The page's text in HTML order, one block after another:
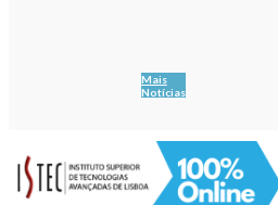
Mais
Notícias